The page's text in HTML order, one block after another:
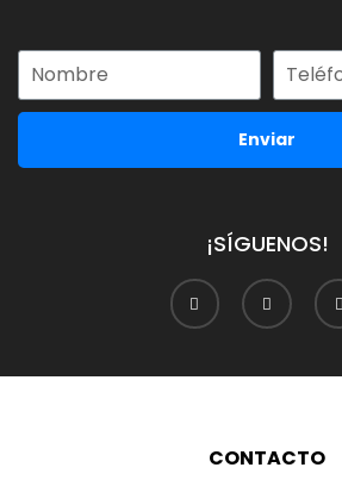
Enviar
¡SÍGUENOS!
CONTACTO